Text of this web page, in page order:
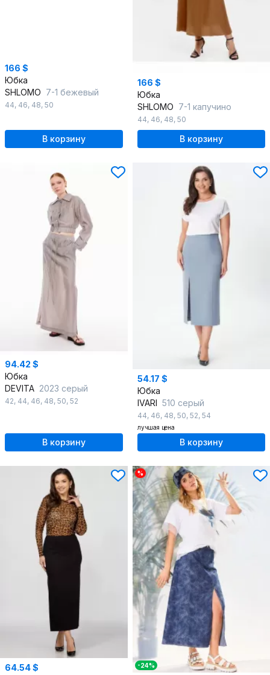
166 $
Юбка
SHLOMO 7-1 бежевый
44, 46, 48, 50
В корзину
166 $
Юбка
SHLOMO 7-1 капучино
44, 46, 48, 50
В корзину
94.42 $
Юбка
DEVITA 2023 серый
42, 44, 46, 48, 50, 52
В корзину
54.17 $
Юбка
IVARI 510 серый
44, 46, 48, 50, 52, 54
лучшая цена
В корзину
64.54 $
%
-24%